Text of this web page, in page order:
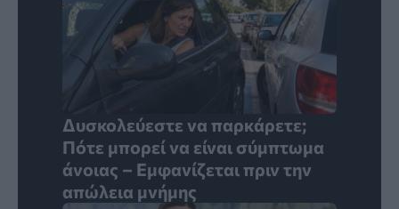
Δυσκολεύεστε να παρκάρετε;
Πότε μπορεί να είναι σύμπτωμα
άνοιας – Εμφανίζεται πριν την
απώλεια μνήμης